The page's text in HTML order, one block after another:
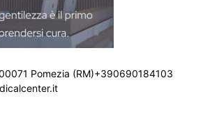
Pomezia (RM)+390690184103